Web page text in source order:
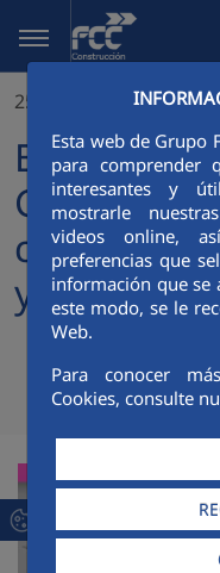
Saltar al contenido
Esta web de Grupo
para comprender
interesantes y
mostrarle
videos online,
preferencias que
información que se
este modo, se le
Web.
Para conocer
Cookies, consulte
25/11/2019
El área de
Grupo
campaña
y di NO”